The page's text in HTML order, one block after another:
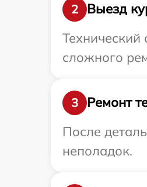
2
Выезд
Технический
сложного
3
Ремонт
После
неполадок.